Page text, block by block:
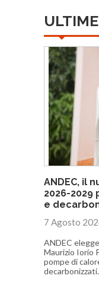
ANDEC, il
2026-2029
e
7 Agosto
ANDEC
Maurizio Iorio
pompe di
decarbonizzati.